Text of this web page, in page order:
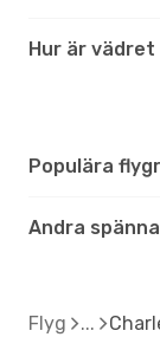
Hur är vädret
Populära
Andra
Flyg